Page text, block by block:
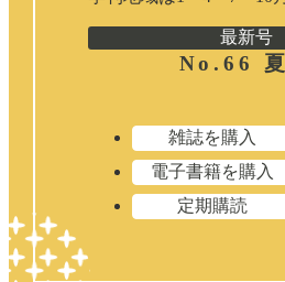
最新号
No.66
雑誌を購入
電子書籍を購入
定期購読